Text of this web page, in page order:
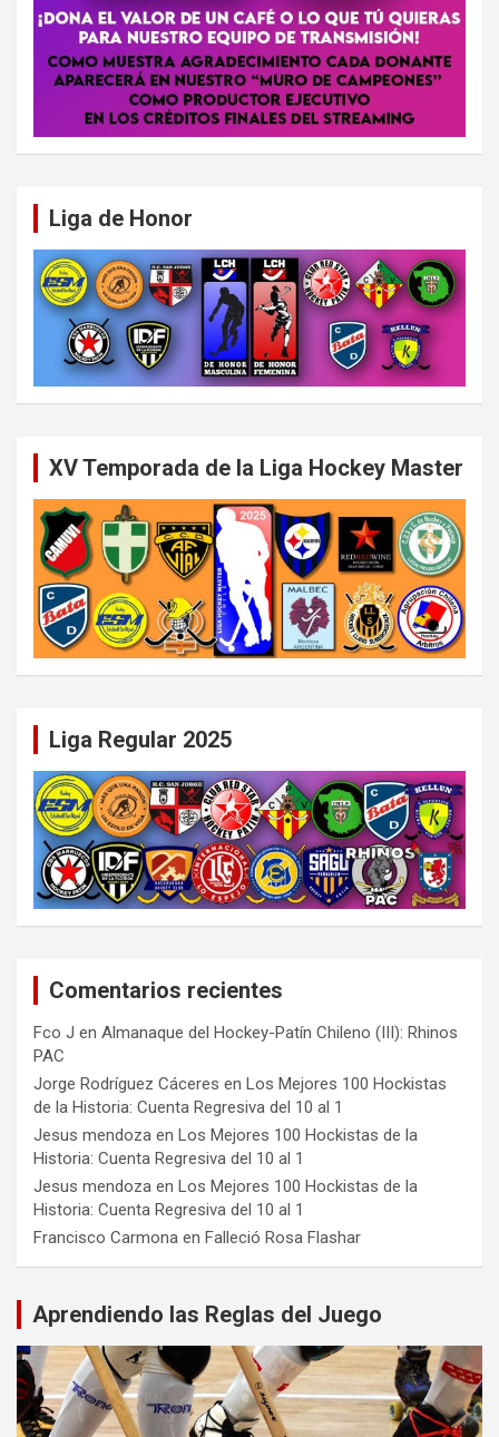
Liga de Honor
XV Temporada de la Liga Hockey Master
Liga Regular 2025
Comentarios recientes
Fco J en Almanaque del Hockey-Patín Chileno (III): Rhinos
PAC
Jorge Rodríguez Cáceres en Los Mejores 100 Hockistas
de la Historia: Cuenta Regresiva del 10 al 1
Jesus mendoza en Los Mejores 100 Hockistas de la
Historia: Cuenta Regresiva del 10 al 1
Jesus mendoza en Los Mejores 100 Hockistas de la
Historia: Cuenta Regresiva del 10 al 1
Francisco Carmona en Falleció Rosa Flashar
Aprendiendo las Reglas del Juego